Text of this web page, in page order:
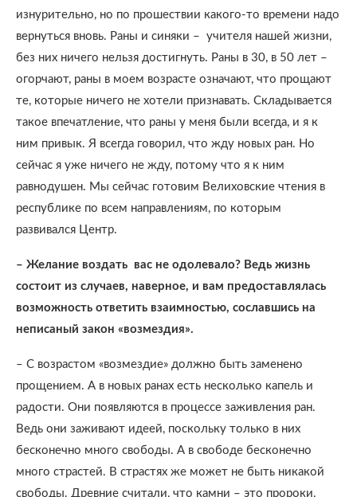
изнурительно, но по прошествии какого-то времени надо
вернуться вновь. Раны и синяки – учителя нашей жизни,
без них ничего нельзя достигнуть. Раны в 30, в 50 лет –
огорчают, раны в моем возрасте означают, что прощают
те, которые ничего не хотели признавать. Складывается
такое впечатление, что раны у меня были всегда, и я к
ним привык. Я всегда говорил, что жду новых ран. Но
сейчас я уже ничего не жду, потому что я к ним
равнодушен. Мы сейчас готовим Велиховские чтения в
республике по всем направлениям, по которым
развивался Центр.
– Желание воздать вас не одолевало? Ведь жизнь
состоит из случаев, наверное, и вам предоставлялась
возможность ответить взаимностью, сославшись на
неписаный закон «возмездия».
– С возрастом «возмездие» должно быть заменено
прощением. А в новых ранах есть несколько капель и
радости. Они появляются в процессе заживления ран.
Ведь они заживают идеей, поскольку только в них
бесконечно много свободы. А в свободе бесконечно
много страстей. В страстях же может не быть никакой
свободы. Древние считали, что камни – это пророки,